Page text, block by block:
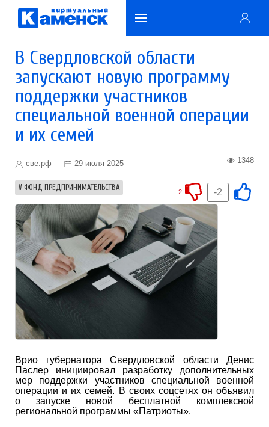
В Свердловской области
запускают новую программу
поддержки участников
специальной военной операции
и их семей
све.рф 29 июля 2025 1348
ФОНД ПРЕДПРИНИМАТЕЛЬСТВА -2
2
Врио губернатора Свердловской области Денис
Паслер инициировал разработку дополнительных
мер поддержки участников специальной военной
операции и их семей. В своих соцсетях он объявил
о запуске новой бесплатной комплексной
региональной программы «Патриоты».